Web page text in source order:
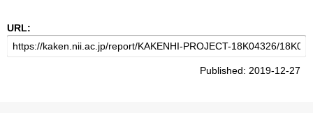
URL:
Published: 2019-12-27